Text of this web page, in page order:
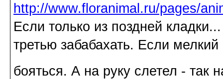
http://www.floranimal.ru/pages/
Если только из поздней
третью забабахать. Если
бояться. А на руку слетел - так